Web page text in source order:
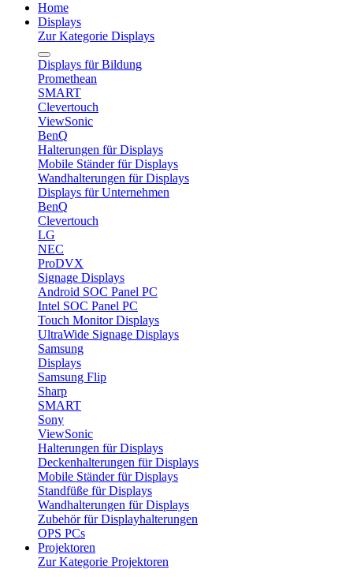
Home
Displays
Zur Kategorie Displays
Displays für Bildung
Promethean
SMART
Clevertouch
ViewSonic
BenQ
Halterungen für Displays
Mobile Ständer für Displays
Wandhalterungen für Displays
Displays für Unternehmen
BenQ
Clevertouch
LG
NEC
ProDVX
Signage Displays
Android SOC Panel PC
Intel SOC Panel PC
Touch Monitor Displays
UltraWide Signage Displays
Samsung
Displays
Samsung Flip
Sharp
SMART
Sony
ViewSonic
Halterungen für Displays
Deckenhalterungen für Displays
Mobile Ständer für Displays
Standfüße für Displays
Wandhalterungen für Displays
Zubehör für Displayhalterungen
OPS PCs
Projektoren
Zur Kategorie Projektoren